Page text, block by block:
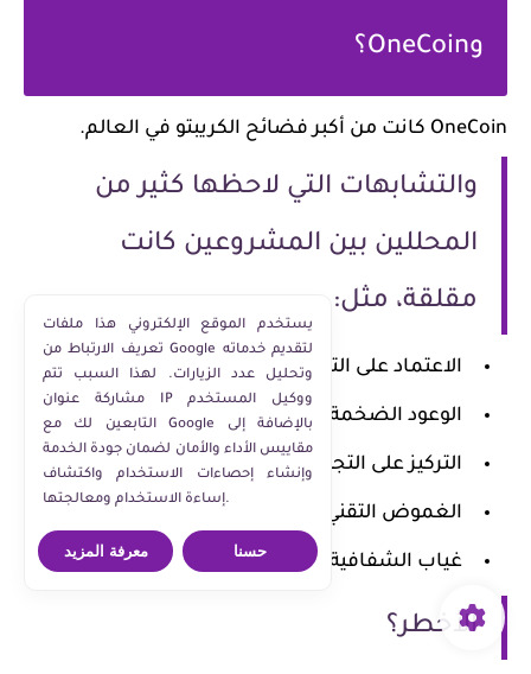
وOneCoin؟
OneCoin كانت من أكبر فضائح الكريبتو في العالم.
والتشابهات التي لاحظها كثير من
المحللين بين المشروعين كانت
مقلقة، مثل:
الاعتماد على التسويق الشبكي
الوعود الضخمة
التركيز على التجنيد
الغموض التقني
غياب الشفافية
الأخطر؟
يستخدم الموقع الإلكتروني هذا ملفات
تعريف الارتباط من Google لتقديم خدماته
وتحليل عدد الزيارات. لهذا السبب تتم
مشاركة عنوان IP ووكيل المستخدم
التابعين لك مع Google بالإضافة إلى
مقاييس الأداء والأمان لضمان جودة الخدمة
وإنشاء إحصاءات الاستخدام واكتشاف
إساءة الاستخدام ومعالجتها.
معرفة المزيد حسنا